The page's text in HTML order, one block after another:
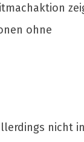
ohne
nicht in